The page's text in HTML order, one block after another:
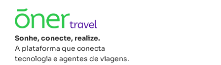
Sonhe, conecte, realize.
A plataforma que conecta
tecnologia e agentes de viagens.